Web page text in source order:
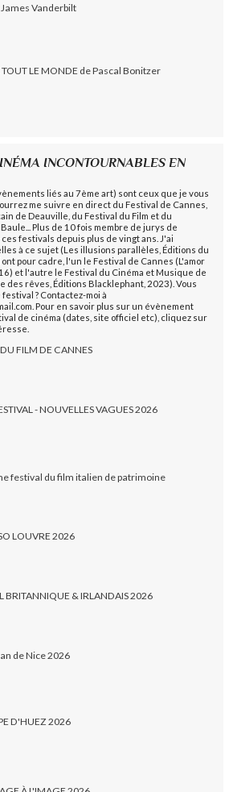
Vanderbilt
LE MONDE de Pascal Bonitzer
INCONTOURNABLES EN
liés au 7ème art) sont ceux que je vous
me suivre en direct du Festival de Cannes,
de Deauville, du Festival du Film et du
Plus de 10 fois membre de jurys de
festivals depuis plus de vingt ans. J'ai
à ce sujet (Les illusions parallèles, Éditions du
pour cadre, l'un le Festival de Cannes (L'amor
et l'autre le Festival du Cinéma et Musique de
des rêves, Éditions Blacklephant, 2023). Vous
? Contactez-moi à
Pour en savoir plus sur un évènement
de cinéma (dates, site officiel etc), cliquez sur
FILM DE CANNES
- NOUVELLES VAGUES 2026
festival du film italien de patrimoine
LOUVRE 2026
BRITANNIQUE & IRLANDAIS 2026
de Nice 2026
D'HUEZ 2026